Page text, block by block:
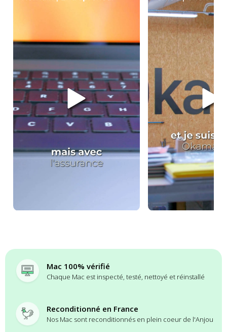
Mac 100% vérifié
Chaque Mac est inspecté, testé, nettoyé et réinstallé
Reconditionné en France
Nos Mac sont reconditionnés en plein coeur de l'Anjou